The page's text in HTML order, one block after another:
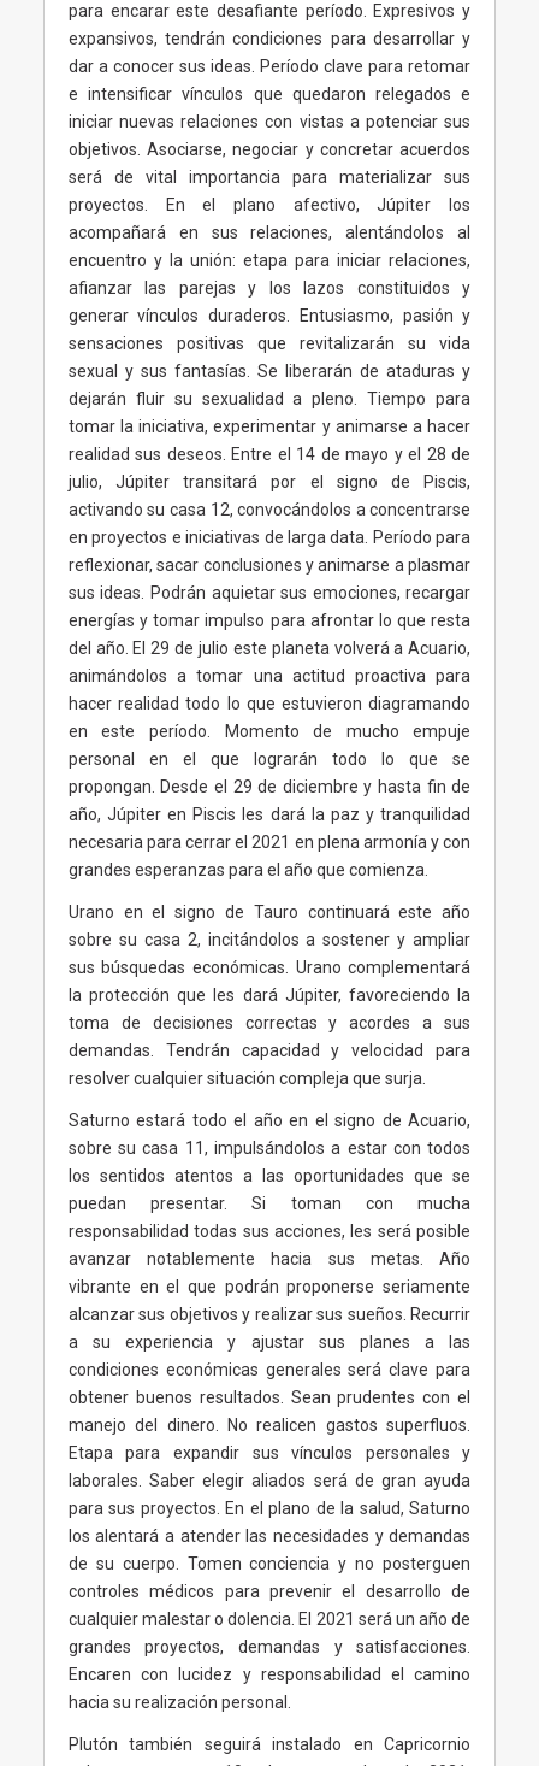
para encarar este desafiante período. Expresivos y
expansivos, tendrán condiciones para desarrollar y
dar a conocer sus ideas. Período clave para retomar
e intensificar vínculos que quedaron relegados e
iniciar nuevas relaciones con vistas a potenciar sus
objetivos. Asociarse, negociar y concretar acuerdos
será de vital importancia para materializar sus
proyectos. En el plano afectivo, Júpiter los
acompañará en sus relaciones, alentándolos al
encuentro y la unión: etapa para iniciar relaciones,
afianzar las parejas y los lazos constituidos y
generar vínculos duraderos. Entusiasmo, pasión y
sensaciones positivas que revitalizarán su vida
sexual y sus fantasías. Se liberarán de ataduras y
dejarán fluir su sexualidad a pleno. Tiempo para
tomar la iniciativa, experimentar y animarse a hacer
realidad sus deseos. Entre el 14 de mayo y el 28 de
julio, Júpiter transitará por el signo de Piscis,
activando su casa 12, convocándolos a concentrarse
en proyectos e iniciativas de larga data. Período para
reflexionar, sacar conclusiones y animarse a plasmar
sus ideas. Podrán aquietar sus emociones, recargar
energías y tomar impulso para afrontar lo que resta
del año. El 29 de julio este planeta volverá a Acuario,
animándolos a tomar una actitud proactiva para
hacer realidad todo lo que estuvieron diagramando
en este período. Momento de mucho empuje
personal en el que lograrán todo lo que se
propongan. Desde el 29 de diciembre y hasta fin de
año, Júpiter en Piscis les dará la paz y tranquilidad
necesaria para cerrar el 2021 en plena armonía y con
grandes esperanzas para el año que comienza.
Urano en el signo de Tauro continuará este año
sobre su casa 2, incitándolos a sostener y ampliar
sus búsquedas económicas. Urano complementará
la protección que les dará Júpiter, favoreciendo la
toma de decisiones correctas y acordes a sus
demandas. Tendrán capacidad y velocidad para
resolver cualquier situación compleja que surja.
Saturno estará todo el año en el signo de Acuario,
sobre su casa 11, impulsándolos a estar con todos
los sentidos atentos a las oportunidades que se
puedan presentar. Si toman con mucha
responsabilidad todas sus acciones, les será posible
avanzar notablemente hacia sus metas. Año
vibrante en el que podrán proponerse seriamente
alcanzar sus objetivos y realizar sus sueños. Recurrir
a su experiencia y ajustar sus planes a las
condiciones económicas generales será clave para
obtener buenos resultados. Sean prudentes con el
manejo del dinero. No realicen gastos superfluos.
Etapa para expandir sus vínculos personales y
laborales. Saber elegir aliados será de gran ayuda
para sus proyectos. En el plano de la salud, Saturno
los alentará a atender las necesidades y demandas
de su cuerpo. Tomen conciencia y no posterguen
controles médicos para prevenir el desarrollo de
cualquier malestar o dolencia. El 2021 será un año de
grandes proyectos, demandas y satisfacciones.
Encaren con lucidez y responsabilidad el camino
hacia su realización personal.
Plutón también seguirá instalado en Capricornio